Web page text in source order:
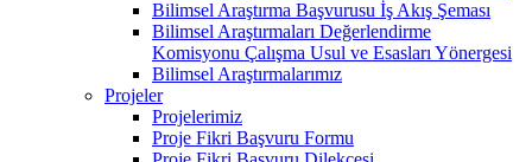
Bilimsel Araştırma Başvurusu İş Akış Şeması
Bilimsel Araştırmaları Değerlendirme
Komisyonu Çalışma Usul ve Esasları Yönergesi
Bilimsel Araştırmalarımız
Projeler
Projelerimiz
Proje Fikri Başvuru Formu